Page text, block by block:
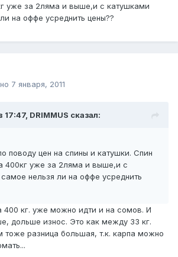
уже за 2ляма и выше,и с катушками
на оффе усреднить цены??
7 января, 2011
17:47, DRIMMUS сказал:
поводу цен на спины и катушки. Спин
400кг уже за 2ляма и выше,и с
нельзя ли на оффе усреднить
400 кг. уже можно идти и на сомов. И
дольше износ. Это как между 33 кг.
тоже разница большая, т.к. карпа можно